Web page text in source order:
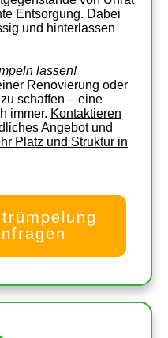
Entsorgung. Dabei
und hinterlassen
lassen!
Renovierung oder
schaffen – eine
immer. Kontaktieren
Angebot und
Platz und Struktur in